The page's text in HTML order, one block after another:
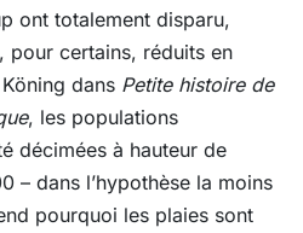
ont totalement disparu,
pour certains, réduits en
dans Petite histoire de
, les populations
décimées à hauteur de
– dans l’hypothèse la moins
pourquoi les plaies sont